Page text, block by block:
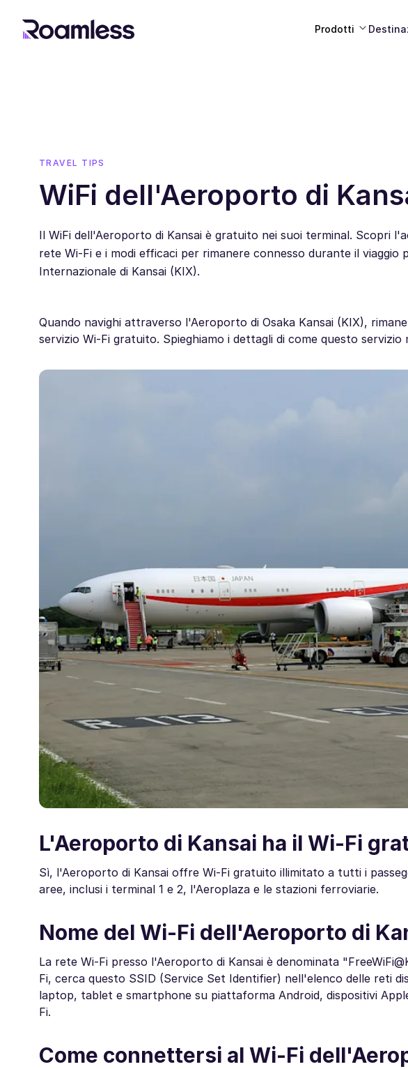
Prodotti
TRAVEL TIPS
WiFi dell'Aeroporto di
Il WiFi dell'Aeroporto di Kansai è gratuito nei suoi terminal. Scopri
rete Wi-Fi e i modi efficaci per rimanere connesso durante il viaggio
Internazionale di Kansai (KIX).
Quando navighi attraverso l'Aeroporto di Osaka Kansai (KIX),
servizio Wi-Fi gratuito. Spieghiamo i dettagli di come questo servizio
L'Aeroporto di Kansai ha il Wi-Fi
Sì, l'Aeroporto di Kansai offre Wi-Fi gratuito illimitato a tutti i
aree, inclusi i terminal 1 e 2, l'Aeroplaza e le stazioni ferroviarie.
Nome del Wi-Fi dell'Aeroporto di
La rete Wi-Fi presso l'Aeroporto di Kansai è denominata
Fi, cerca questo SSID (Service Set Identifier) nell'elenco delle reti
laptop, tablet e smartphone su piattaforma Android, dispositivi
Fi.
Come connettersi al Wi-Fi